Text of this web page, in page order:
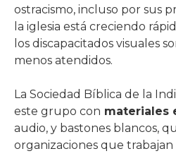
ostracismo, incluso por sus
la iglesia está creciendo
los discapacitados visuales
menos atendidos.
La Sociedad Bíblica de la
este grupo con materiales
audio, y bastones blancos,
organizaciones que trabajan